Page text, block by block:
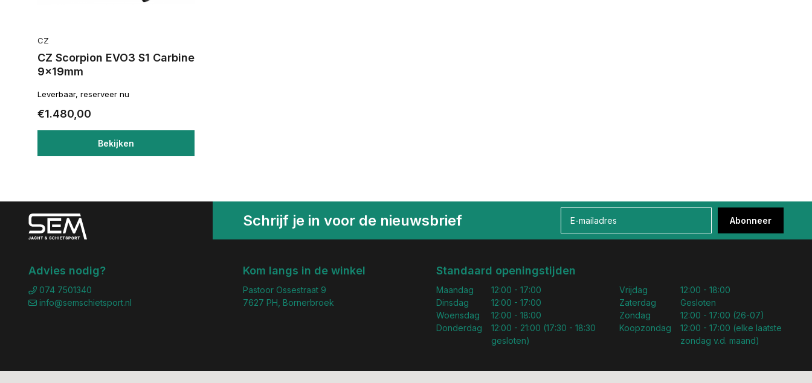
CZ
CZ Scorpion EVO3 S1 Carbine
9x19mm
Leverbaar, reserveer nu
€1.480,00
Bekijken
Schrijf je in voor de nieuwsbrief Abonneer
Advies nodig?
074 7501340
info@semschietsport.nl
Kom langs in de winkel
Pastoor Ossestraat 9
7627 PH, Bornerbroek
Standaard openingstijden
Maandag
Dinsdag
Woensdag
Donderdag
12:00 - 17:00
12:00 - 17:00
12:00 - 18:00
12:00 - 21:00 (17:30 - 18:30
gesloten)
Vrijdag
Zaterdag
Zondag
Koopzondag
12:00 - 18:00
Gesloten
12:00 - 17:00 (26-07)
12:00 - 17:00 (elke laatste
zondag v.d. maand)